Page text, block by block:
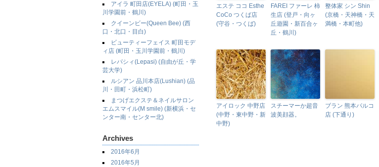
アイラ 町田店(EYELA) (町田・玉
川学園前・鶴川)
クイーンビー(Queen Bee) (西
口・北口・目白)
ビューティーフェイス 町田モデ
ィ店 (町田・玉川学園前・鶴川)
レパシィ(Lepasi) (自由が丘・学
芸大学)
ルシアン 品川本店(Lushian) (品
川・田町・浜松町)
まつげエクステ＆ネイルサロン
エムスマイル(M smile) (新横浜・セ
ンター南・センター北)
Archives
2016年6月
2016年5月
エステ ココ Esthe
CoCo つくば店
(守谷・つくば)
FAREI ファーレ 柿
生店 (登戸・向ヶ
丘遊園・新百合ヶ
丘・鶴川)
整体家 シン Shin
(京橋・天神橋・天
満橋・本町他)
アイロック 中野店
(中野・東中野・新
中野)
スチーマーか超音
波美顔器。
ブラン 熊本パルコ
店 (下通り)